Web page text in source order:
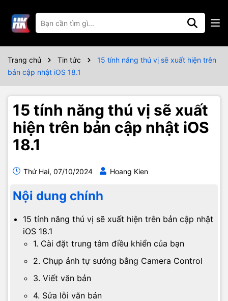
Trang chủ Tin tức
15 tính năng thú vị sẽ xuất hiện trên
bản cập nhật iOS 18.1
15 tính năng thú vị sẽ xuất
hiện trên bản cập nhật iOS
18.1
Thứ Hai, 07/10/2024 Hoang Kien
Nội dung chính
15 tính năng thú vị sẽ xuất hiện trên bản cập nhật
iOS 18.1
1. Cài đặt trung tâm điều khiển của bạn
2. Chụp ảnh tự sướng bằng Camera Control
3. Viết văn bản
4. Sửa lỗi văn bản